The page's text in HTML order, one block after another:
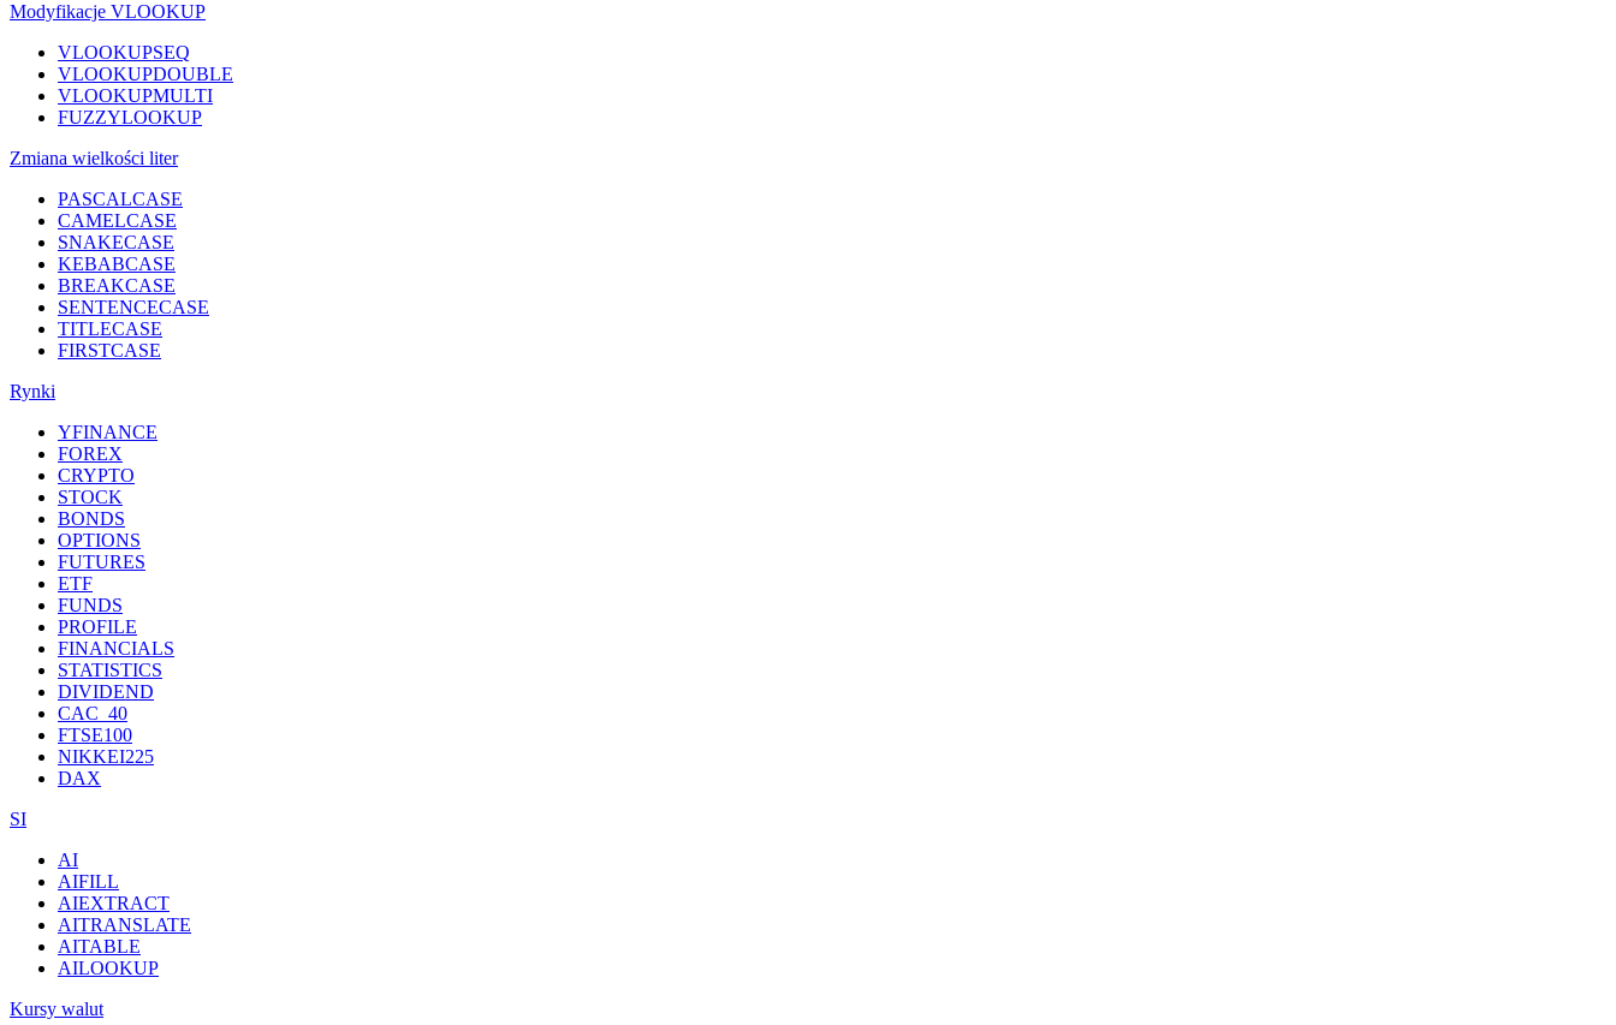
Modyfikacje VLOOKUP
VLOOKUPSEQ
VLOOKUPDOUBLE
VLOOKUPMULTI
FUZZYLOOKUP
Zmiana wielkości liter
PASCALCASE
CAMELCASE
SNAKECASE
KEBABCASE
BREAKCASE
SENTENCECASE
TITLECASE
FIRSTCASE
Rynki
YFINANCE
FOREX
CRYPTO
STOCK
BONDS
OPTIONS
FUTURES
ETF
FUNDS
PROFILE
FINANCIALS
STATISTICS
DIVIDEND
CAC_40
FTSE100
NIKKEI225
DAX
SI
AI
AIFILL
AIEXTRACT
AITRANSLATE
AITABLE
AILOOKUP
Kursy walut